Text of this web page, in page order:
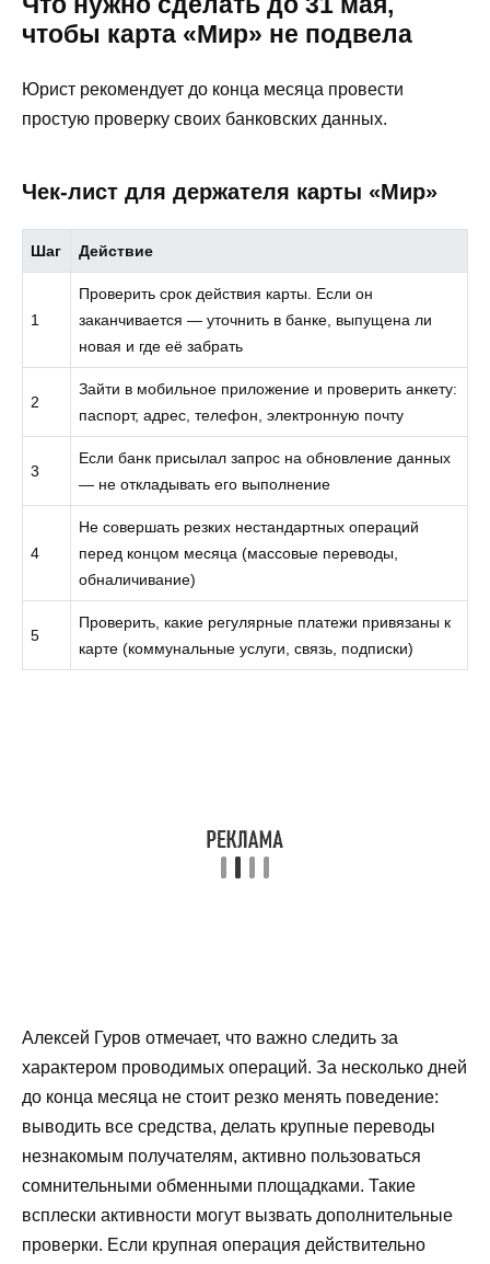
чтобы карта «Мир» не подвела
Юрист рекомендует до конца месяца провести
простую проверку своих банковских данных.
Чек-лист для держателя карты «Мир»
Шаг Действие
1
Проверить срок действия карты. Если он
заканчивается — уточнить в банке, выпущена ли
новая и где её забрать
2
Зайти в мобильное приложение и проверить анкету:
паспорт, адрес, телефон, электронную почту
3
Если банк присылал запрос на обновление данных
— не откладывать его выполнение
4
Не совершать резких нестандартных операций
перед концом месяца (массовые переводы,
обналичивание)
5
Проверить, какие регулярные платежи привязаны к
карте (коммунальные услуги, связь, подписки)
Алексей Гуров отмечает, что важно следить за
характером проводимых операций. За несколько дней
до конца месяца не стоит резко менять поведение:
выводить все средства, делать крупные переводы
незнакомым получателям, активно пользоваться
сомнительными обменными площадками. Такие
всплески активности могут вызвать дополнительные
проверки. Если крупная операция действительно